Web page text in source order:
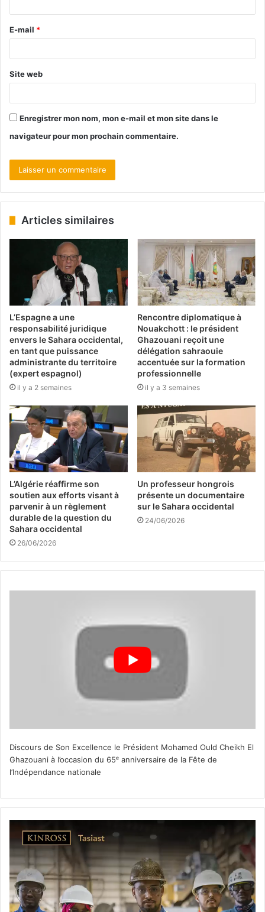
E-mail *
Site web
Enregistrer mon nom, mon e-mail et mon site dans le
navigateur pour mon prochain commentaire.
Articles similaires
L’Espagne a une
responsabilité juridique
envers le Sahara occidental,
en tant que puissance
administrante du territoire
(expert espagnol)
il y a 2 semaines
Rencontre diplomatique à
Nouakchott : le président
Ghazouani reçoit une
délégation sahraouie
accentuée sur la formation
professionnelle
il y a 3 semaines
L’Algérie réaffirme son
soutien aux efforts visant à
parvenir à un règlement
durable de la question du
Sahara occidental
26/06/2026
Un professeur hongrois
présente un documentaire
sur le Sahara occidental
24/06/2026
Discours de Son Excellence le Président Mohamed Ould Cheikh El
Ghazouani à l’occasion du 65ᵉ anniversaire de la Fête de
l’Indépendance nationale